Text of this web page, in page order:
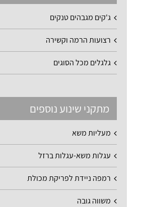
ג'קים מגבהים טנקים
רצועות הרמה וקשירה
גלגלים מכל הסוגים
מתקני שינוע נוספים
מעליות משא
עגלות משא-עגלות ברזל
רמפה ניידת לפריקת מכולת
משווה גובה